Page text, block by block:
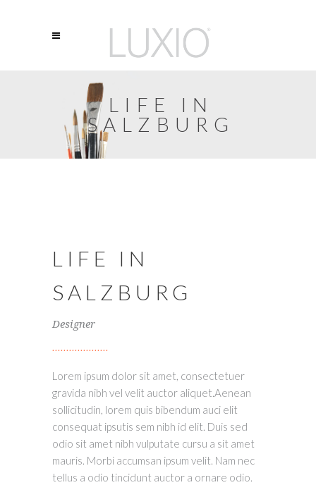
LIFE IN
SALZBURG
LIFE IN
SALZBURG
Designer
Lorem ipsum dolor sit amet, consectetuer
gravida nibh vel velit auctor aliquet.Aenean
sollicitudin, lorem quis bibendum auci elit
consequat ipsutis sem nibh id elit. Duis sed
odio sit amet nibh vulputate cursu a sit amet
mauris. Morbi accumsan ipsum velit. Nam nec
tellus a odio tincidunt auctor a ornare odio.